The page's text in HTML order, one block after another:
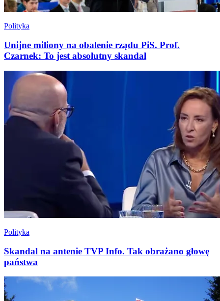
Polityka
Unijne miliony na obalenie rządu PiS. Prof.
Czarnek: To jest absolutny skandal
Polityka
Skandal na antenie TVP Info. Tak obrażano głowę
państwa